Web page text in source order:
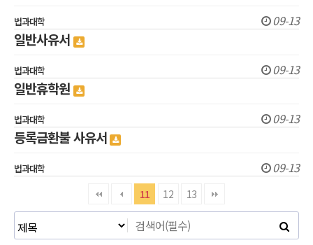
법과대학 09-13
일반사유서
법과대학 09-13
일반휴학원
법과대학 09-13
등록금환불 사유서
법과대학 09-13
11 12 13